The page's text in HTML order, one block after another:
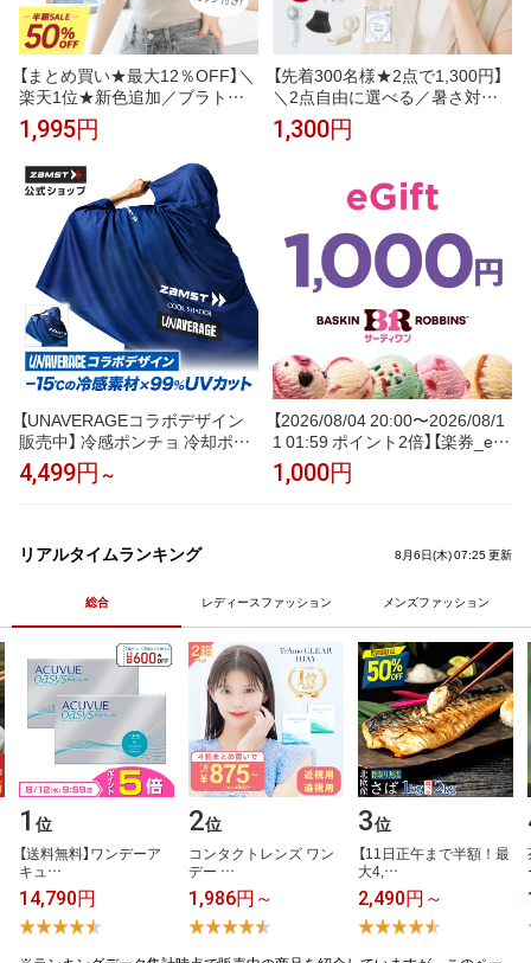
【まとめ買い★最大12％OFF】＼
楽天1位★新色追加／ブラトッ
プ キャミソール タンクトップ
カップ付きインナー オールイン
ワンブラトップ リブフィットタ
ンク リブフィットキャミソール
ナイトブラ 脇高 脇肉 スッキリ
垂れ胸 産後 寄せ 谷間 ラディア
ンヌ
1,995円
【先着300名様★2点で1,300円】
＼2点自由に選べる／暑さ対策
応援グッズ CICIBELLA厳選商品
ハンディファン 冷却 UVカット
傘 接触冷感 ハット 帽子 アイス
クールリング スマートアイス リ
交換不可】
1,300円
【UNAVERAGEコラボデザイン
販売中】 冷感ポンチョ 冷却ポン
チョ スポーツ クールシェイダー
ザムスト 1位 暑さ対策 暑さ対策
イテム UV クーリング 大人 子ど
も ひんやり COOL SHADER -1
4,499円 ～
【2026/08/04 20:00〜2026/08/1
1 01:59 ポイント2倍】【楽券_eギ
フト】サーティワン 1,000円
1,000円
リアルタイムランキング 8月6日(木) 07:25 更新
総合 レディースファッション メンズファッション
1 位
【​送​料​無​料​】​ワ​ン​デ​ー​ア​
キ​ュ​…
14,790円
2位
コ​ン​タ​ク​ト​レ​ン​ズ​ ​ワ​ン​
デ​ー​ ​…
1,986円～
3位
【​1​1​日​正​午​ま​で​半​額​！​最​
大​4​,​…
2,490円～